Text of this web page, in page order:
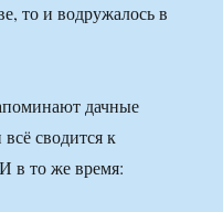
то и водружалось в
дачные
сводится к
в то же время: